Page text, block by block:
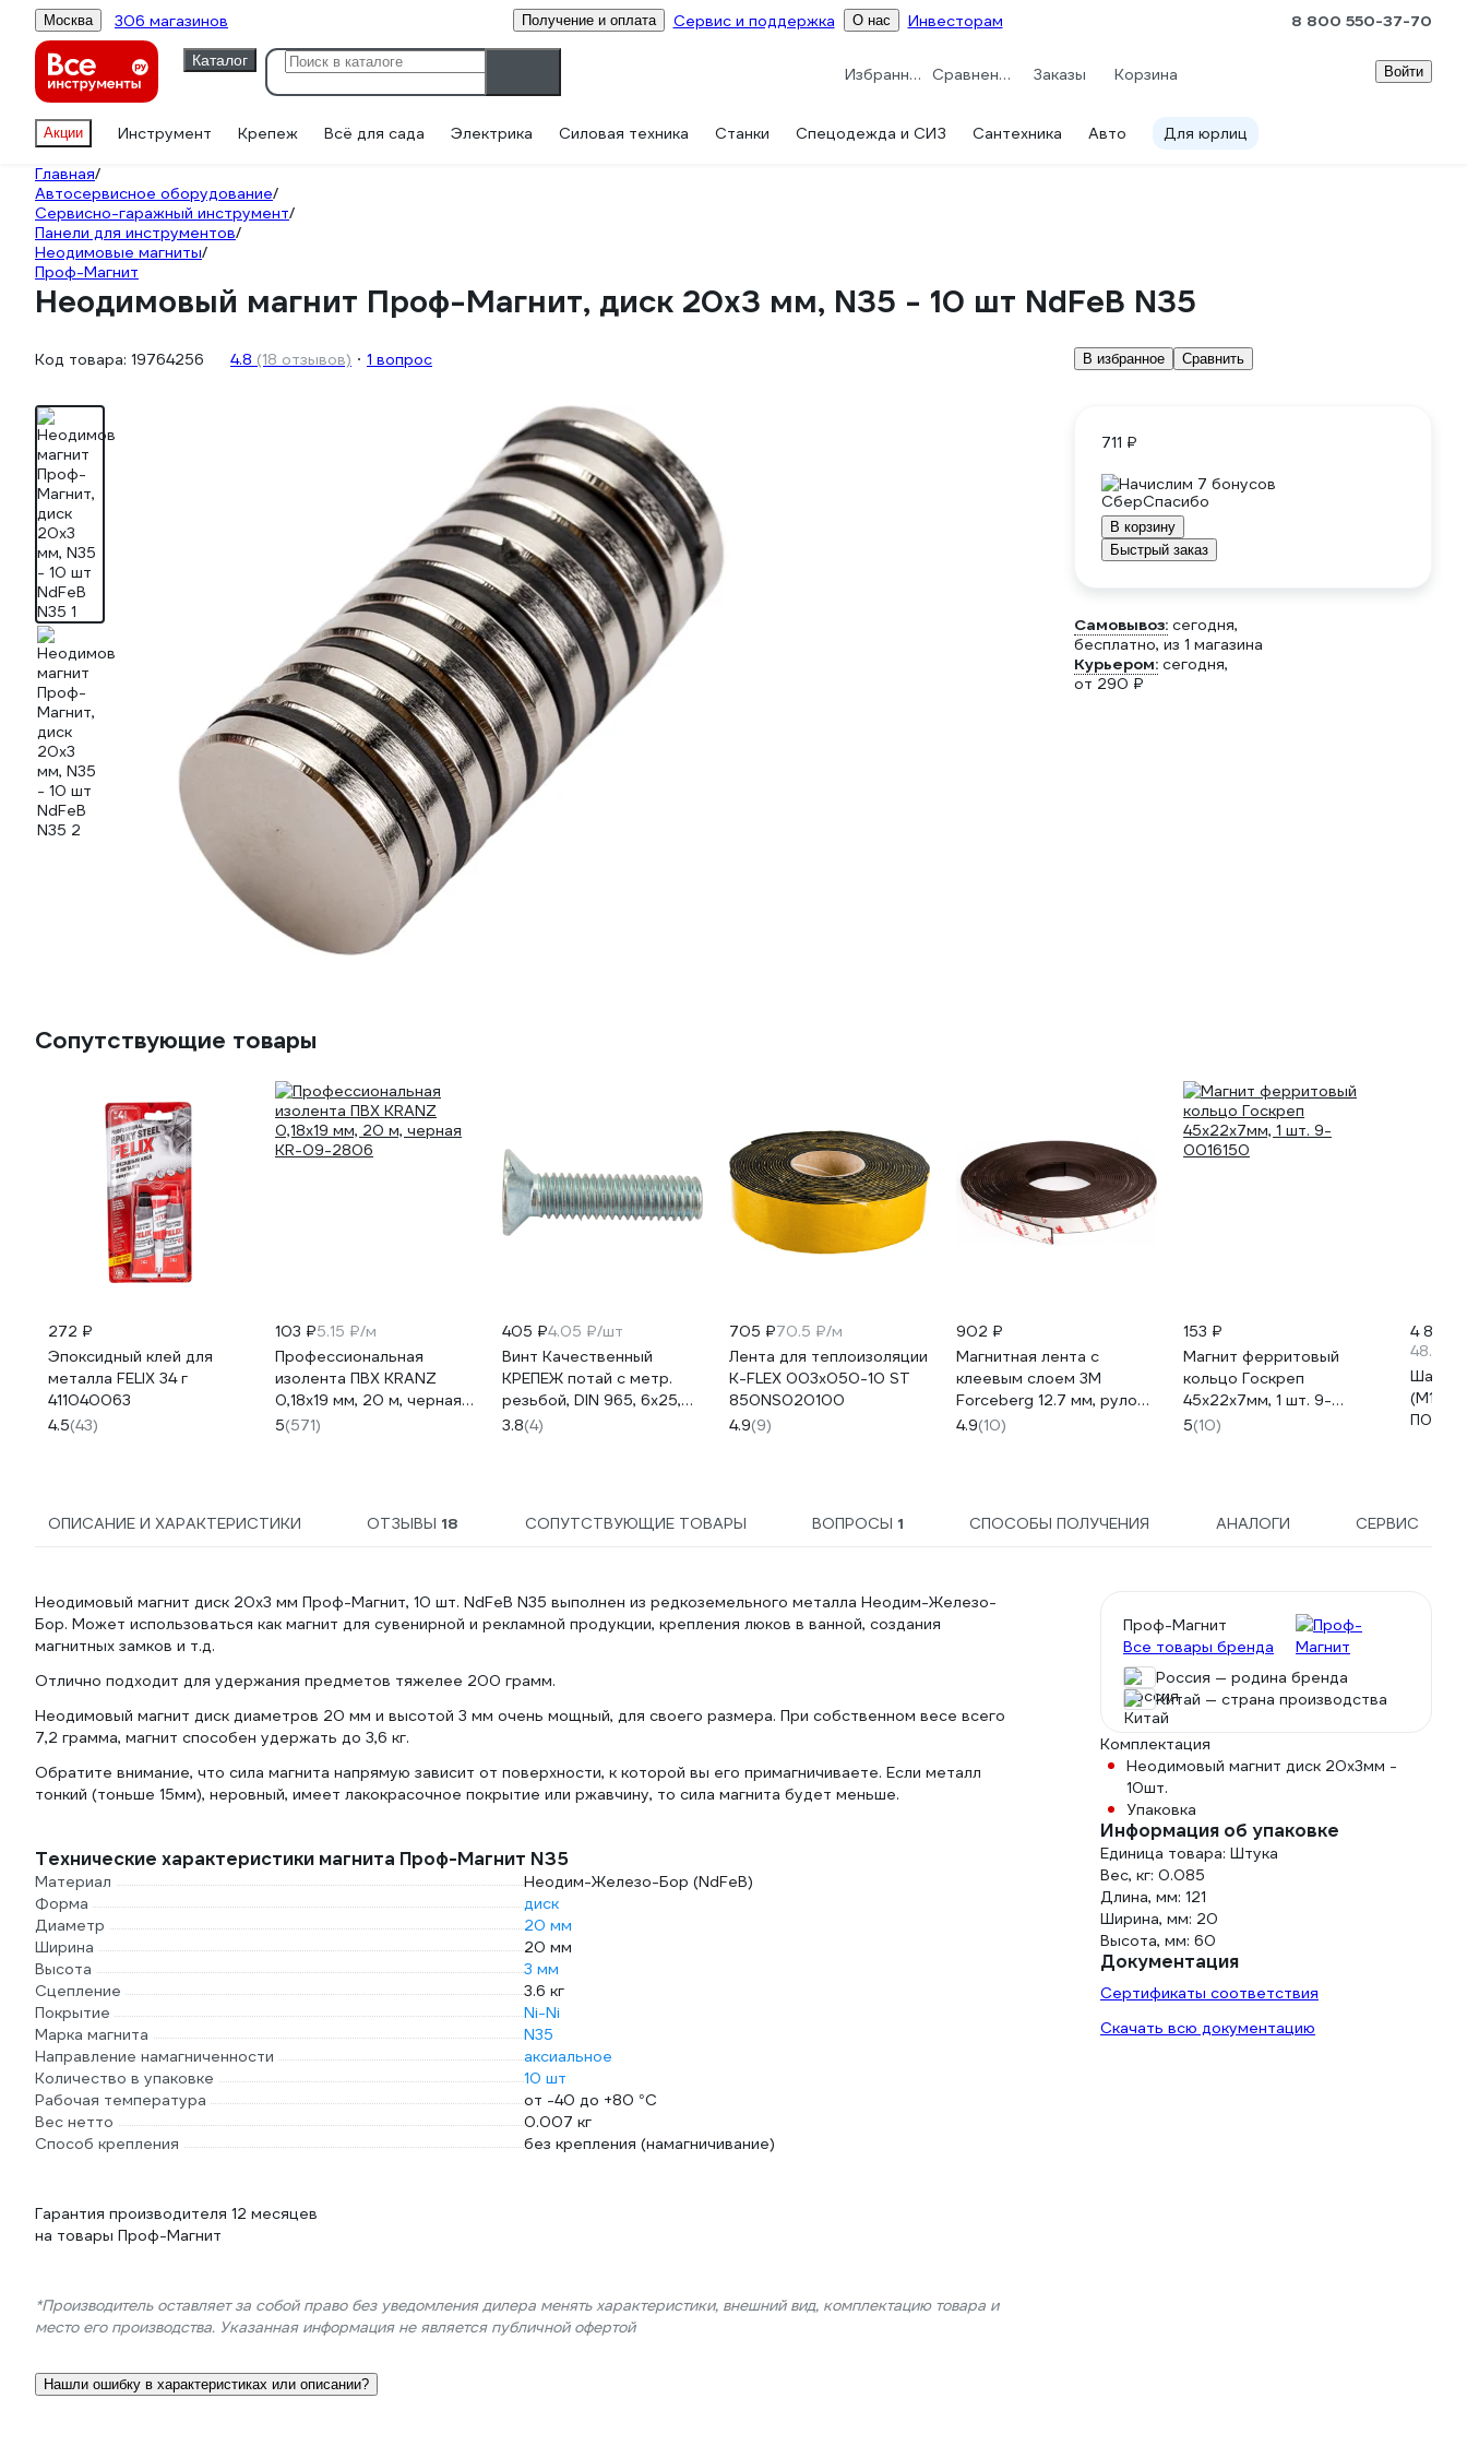
Москва 306 магазинов Получение и оплата Сервис и поддержка О нас Инвесторам 8 800 550-37-70
Каталог
Избранное Сравнение Заказы Корзина Войти
Акции Инструмент Крепеж Всё для сада Электрика Силовая техника Станки Спецодежда и СИЗ Сантехника Авто Для юрлиц
Главная/
Автосервисное оборудование/
Сервисно-гаражный инструмент/
Панели для инструментов/
Неодимовые магниты/
Проф-Магнит
Неодимовый магнит Проф-Магнит, диск 20x3 мм, N35 - 10 шт NdFeB N35
Код товара: 19764256 4.8 (18 отзывов) 1 вопрос В избранное Сравнить
711 ₽
Начислим 7 бонусов
В корзину
Быстрый заказ
Самовывоз: сегодня,
бесплатно, из 1 магазина
Курьером: сегодня,
от 290 ₽
Сопутствующие товары
272 ₽
Эпоксидный клей для
металла FELIX 34 г
411040063
4.5(43)
103 ₽5.15 ₽/м
Профессиональная
изолента ПВХ KRANZ
0,18х19 мм, 20 м, черная
KR-09-2806
5(571)
405 ₽4.05 ₽/шт
Винт Качественный
КРЕПЕЖ потай с метр.
резьбой, DIN 965, 6x25,
100 шт 0200887 КЧ
3.8(4)
705 ₽70.5 ₽/м
Лента для теплоизоляции
K-FLEX 003x050-10 ST
850NS020100
4.9(9)
902 ₽
Магнитная лента с
клеевым слоем 3М
Forceberg 12.7 мм, рулон
10 м, тип А 9-2851850-
4.9(10)
153 ₽
Магнит ферритовый
кольцо Госкреп
45х22х7мм, 1 шт. 9-
0016150
5(10)
4 892 ₽
48.92
Шайба
(М16)
ОПИСАНИЕ И ХАРАКТЕРИСТИКИ ОТЗЫВЫ 18 СОПУТСТВУЮЩИЕ ТОВАРЫ ВОПРОСЫ 1 СПОСОБЫ ПОЛУЧЕНИЯ АНАЛОГИ СЕРВИС
Неодимовый магнит диск 20x3 мм Проф-Магнит, 10 шт. NdFeB N35 выполнен из редкоземельного металла Неодим-Железо-
Бор. Может использоваться как магнит для сувенирной и рекламной продукции, крепления люков в ванной, создания
магнитных замков и т.д.
Отлично подходит для удержания предметов тяжелее 200 грамм.
Неодимовый магнит диск диаметров 20 мм и высотой 3 мм очень мощный, для своего размера. При собственном весе всего
7,2 грамма, магнит способен удержать до 3,6 кг.
Обратите внимание, что сила магнита напрямую зависит от поверхности, к которой вы его примагничиваете. Если металл
тонкий (тоньше 15мм), неровный, имеет лакокрасочное покрытие или ржавчину, то сила магнита будет меньше.
Технические характеристики магнита Проф-Магнит N35
Материал
Неодим-Железо-Бор (NdFeB)
Форма
диск
Диаметр
20 мм
Ширина
20 мм
Высота
3 мм
Сцепление
3.6 кг
Покрытие
Ni-Ni
Марка магнита
N35
Направление намагниченности
аксиальное
Количество в упаковке
10 шт
Рабочая температура
от -40 до +80 °С
Вес нетто
0.007 кг
Способ крепления
без крепления (намагничивание)
Гарантия производителя 12 месяцев
на товары Проф-Магнит
*Производитель оставляет за собой право без уведомления дилера менять характеристики, внешний вид, комплектацию товара и
место его производства. Указанная информация не является публичной офертой
Нашли ошибку в характеристиках или описании?
Проф-Магнит
Все товары бренда
Россия — родина бренда
Китай — страна производства
Комплектация
Неодимовый магнит диск 20x3мм -
10шт.
Упаковка
Информация об упаковке
Единица товара: Штука
Вес, кг: 0.085
Длина, мм: 121
Ширина, мм: 20
Высота, мм: 60
Документация
Сертификаты соответствия
Скачать всю документацию